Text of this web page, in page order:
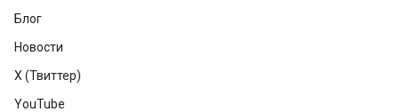
Блог
Новости
X (Твиттер)
YouTube